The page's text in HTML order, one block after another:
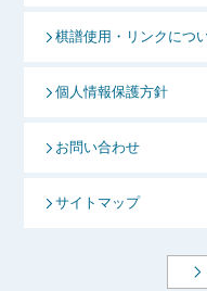
棋譜使用・リンクにつ
個人情報保護方針
お問い合わせ
サイトマップ